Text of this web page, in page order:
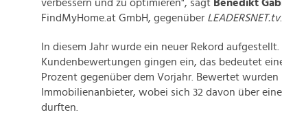
verbessern und zu optimieren", sagt Benedikt
FindMyHome.at GmbH, gegenüber LEADERSNET.tv.
In diesem Jahr wurde ein neuer Rekord aufgestellt.
Kundenbewertungen gingen ein, das bedeutet
Prozent gegenüber dem Vorjahr. Bewertet wurden
Immobilienanbieter, wobei sich 32 davon über
durften.